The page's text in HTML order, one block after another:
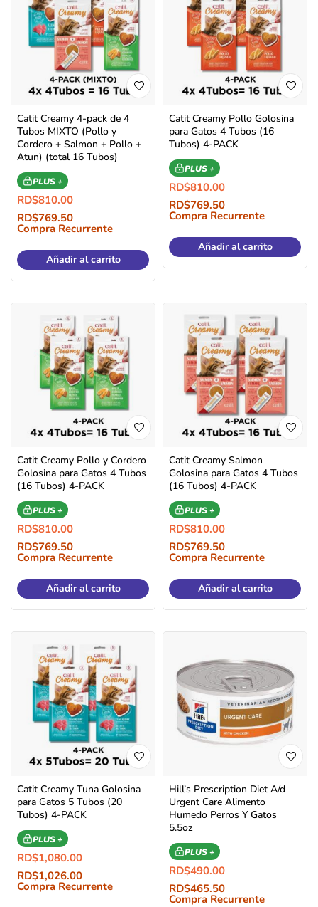
Catit Creamy 4-pack de 4
Tubos MIXTO (Pollo y
Cordero + Salmon + Pollo +
Atun) (total 16 Tubos)
PLUS +
RD$810.00
RD$769.50
Compra Recurrente
Añadir al carrito
Catit Creamy Pollo Golosina
para Gatos 4 Tubos (16
Tubos) 4-PACK
PLUS +
RD$810.00
RD$769.50
Compra Recurrente
Añadir al carrito
Catit Creamy Pollo y Cordero
Golosina para Gatos 4 Tubos
(16 Tubos) 4-PACK
PLUS +
RD$810.00
RD$769.50
Compra Recurrente
Añadir al carrito
Catit Creamy Salmon
Golosina para Gatos 4 Tubos
(16 Tubos) 4-PACK
PLUS +
RD$810.00
RD$769.50
Compra Recurrente
Añadir al carrito
Catit Creamy Tuna Golosina
para Gatos 5 Tubos (20
Tubos) 4-PACK
PLUS +
RD$1,080.00
RD$1,026.00
Compra Recurrente
Hill’s Prescription Diet A/d
Urgent Care Alimento
Humedo Perros Y Gatos
5.5oz
PLUS +
RD$490.00
RD$465.50
Compra Recurrente